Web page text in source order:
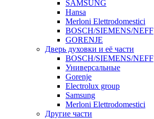
SAMSUNG
Hansa
Merloni Elettrodomestici
BOSCH/SIEMENS/NEFF
GORENJE
Дверь духовки и её части
BOSCH/SIEMENS/NEFF
Универсальные
Gorenje
Electrolux group
Samsung
Merloni Elettrodomestici
Другие части